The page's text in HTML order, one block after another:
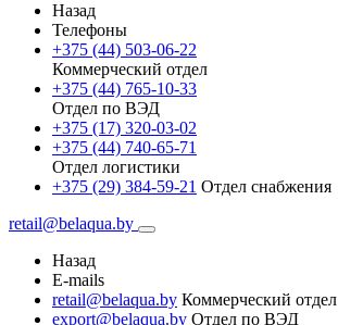
Назад
Телефоны
+375 (44) 503-06-22
Коммерческий отдел
+375 (44) 765-10-33
Отдел по ВЭД
+375 (17) 320-03-02
+375 (44) 740-65-71
Отдел логистики
+375 (29) 384-59-21 Отдел снабжения
retail@belaqua.by
Назад
E-mails
retail@belaqua.by Коммерческий отдел
export@belaqua.by Отдел по ВЭД